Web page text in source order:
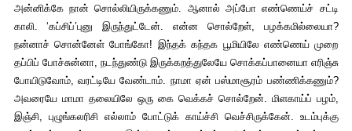
அன்னிக்கே நான் சொல்லியிருக்கணும். ஆனால் அப்போ எண்ணெய்ச் சட்டி
காலி. ‘கப்சிப்’புனு இருந்துட்டேன். என்ன சொல்றேள், பழக்கமில்லையா?
நன்னாச் சொன்னேள் போங்கோ! இந்தக் கந்தக பூமியிலே எண்ணெய் முறை
தப்பிப் போச்சுன்னா, நடந்துண்டு இருக்கறத்துலேயே சொக்கப்பானையா எரிஞ்சு
போயிடுவோம், வரட்டியே வேண்டாம். நாமா ஏன் பஸ்மாசூரம் பண்ணிக்கணும்?
அவரையே மாமா தலையிலே ஒரு கை வெக்கச் சொல்றேன். மிளகாய்ப் பழம்,
இஞ்சி, புழுங்கலரிசி எல்லாம் போட்டுக் காய்ச்சி வெச்சிருக்கேன். உடம்புக்கு